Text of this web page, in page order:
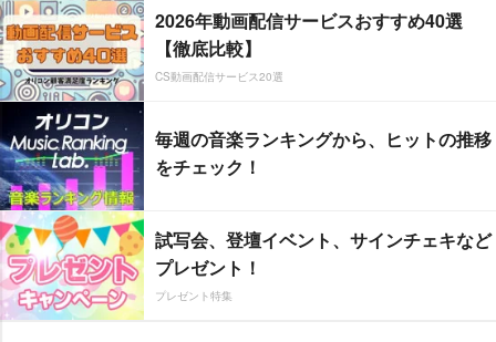
2026年動画配信サービスおすすめ40選
【徹底比較】
CS動画配信サービス20選
毎週の音楽ランキングから、ヒットの推移
をチェック！
試写会、登壇イベント、サインチェキなど
プレゼント！
プレゼント特集